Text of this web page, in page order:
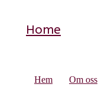
Home
Hem Om oss